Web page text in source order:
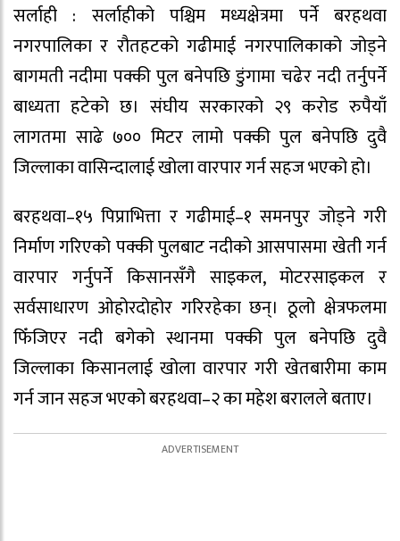
सर्लाही : सर्लाहीको पश्चिम मध्यक्षेत्रमा पर्ने बरहथवा
नगरपालिका र रौतहटको गढीमाई नगरपालिकाको जोड्ने
बागमती नदीमा पक्की पुल बनेपछि डुंगामा चढेर नदी तर्नुपर्ने
बाध्यता हटेको छ। संघीय सरकारको २९ करोड रुपैयाँ
लागतमा साढे ७०० मिटर लामो पक्की पुल बनेपछि दुवै
जिल्लाका वासिन्दालाई खोला वारपार गर्न सहज भएको हो।
बरहथवा–१५ पिप्राभित्ता र गढीमाई–१ समनपुर जोड्ने गरी
निर्माण गरिएको पक्की पुलबाट नदीको आसपासमा खेती गर्न
वारपार गर्नुपर्ने किसानसँगै साइकल, मोटरसाइकल र
सर्वसाधारण ओहोरदोहोर गरिरहेका छन्। ठूलो क्षेत्रफलमा
फिँजिएर नदी बगेको स्थानमा पक्की पुल बनेपछि दुवै
जिल्लाका किसानलाई खोला वारपार गरी खेतबारीमा काम
गर्न जान सहज भएको बरहथवा–२ का महेश बरालले बताए।